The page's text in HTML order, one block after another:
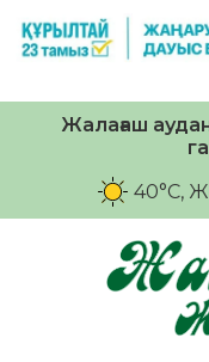
Жалағаш
40°C,